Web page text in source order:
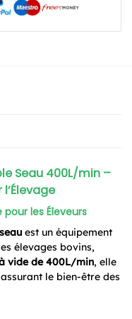
Seau 400L/min –
les Éleveurs
est un équipement
élevages bovins,
vide de 400L/min, elle
le bien-être des